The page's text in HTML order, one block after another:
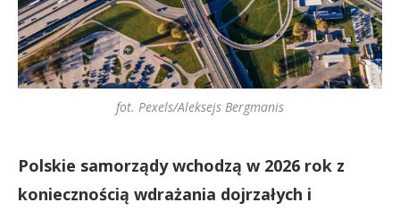
fot. Pexels/Aleksejs Bergmanis
Polskie samorządy wchodzą w 2026 rok z
koniecznością wdrażania dojrzałych i